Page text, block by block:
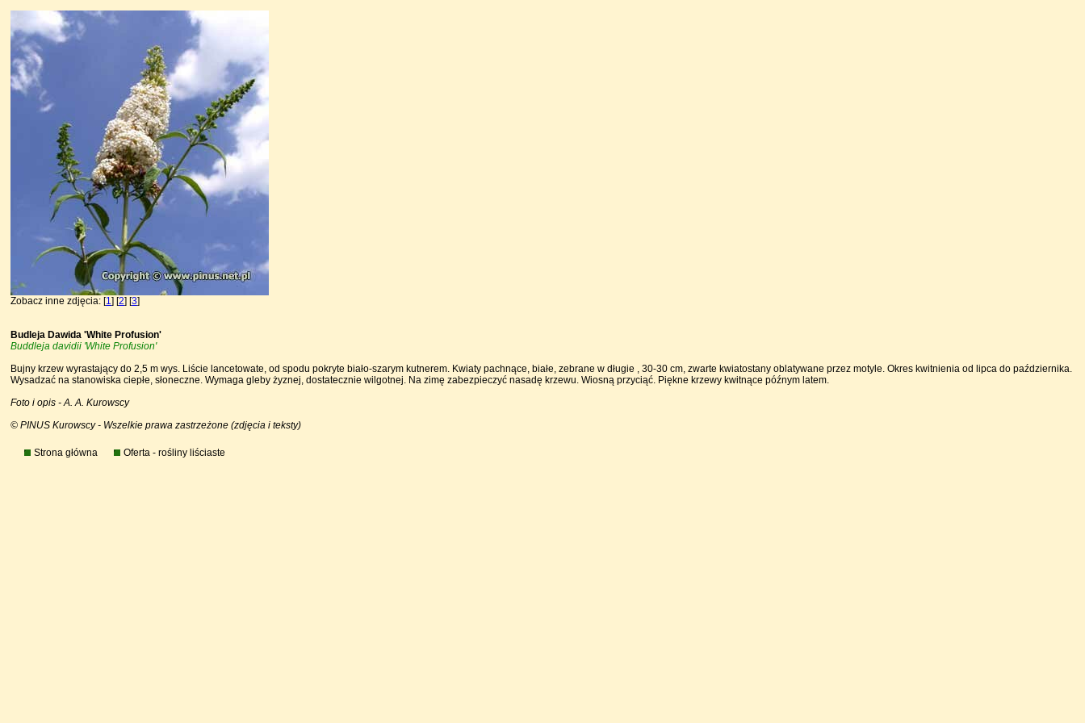
Zobacz inne zdjęcia: [1] [2] [3]
Budleja Dawida 'White Profusion'
Buddleja davidii 'White Profusion'
Bujny krzew wyrastający do 2,5 m wys. Liście lancetowate, od spodu pokryte biało-szarym kutnerem. Kwiaty pachnące, białe, zebrane w długie , 30-30 cm, zwarte kwiatostany oblatywane przez motyle. Okres kwitnienia od lipca do października.
Wysadzać na stanowiska ciepłe, słoneczne. Wymaga gleby żyznej, dostatecznie wilgotnej. Na zimę zabezpieczyć nasadę krzewu. Wiosną przyciąć. Piękne krzewy kwitnące późnym latem.
Foto i opis - A. A. Kurowscy
© PINUS Kurowscy - Wszelkie prawa zastrzeżone (zdjęcia i teksty)
Strona główna Oferta - rośliny liściaste